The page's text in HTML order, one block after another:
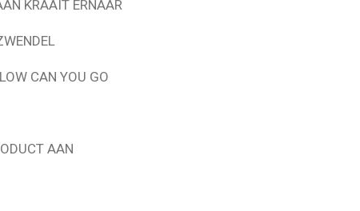
KRAAIT ERNAAR
CAN YOU GO
AAN